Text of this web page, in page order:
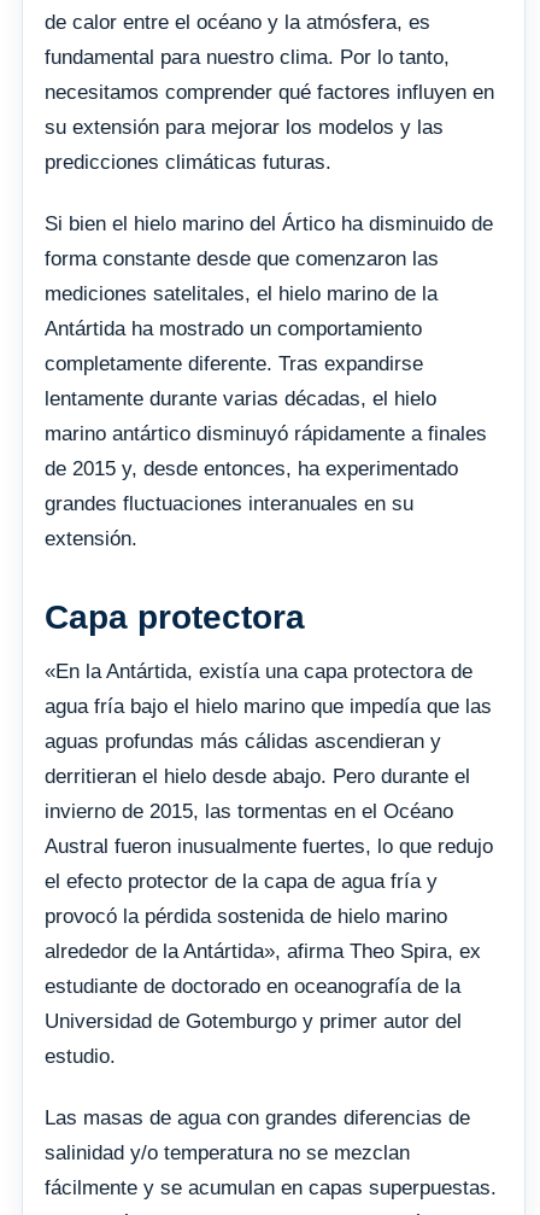
de calor entre el océano y la atmósfera, es
fundamental para nuestro clima. Por lo tanto,
necesitamos comprender qué factores influyen en
su extensión para mejorar los modelos y las
predicciones climáticas futuras.
Si bien el hielo marino del Ártico ha disminuido de
forma constante desde que comenzaron las
mediciones satelitales, el hielo marino de la
Antártida ha mostrado un comportamiento
completamente diferente. Tras expandirse
lentamente durante varias décadas, el hielo
marino antártico disminuyó rápidamente a finales
de 2015 y, desde entonces, ha experimentado
grandes fluctuaciones interanuales en su
extensión.
Capa protectora
«En la Antártida, existía una capa protectora de
agua fría bajo el hielo marino que impedía que las
aguas profundas más cálidas ascendieran y
derritieran el hielo desde abajo. Pero durante el
invierno de 2015, las tormentas en el Océano
Austral fueron inusualmente fuertes, lo que redujo
el efecto protector de la capa de agua fría y
provocó la pérdida sostenida de hielo marino
alrededor de la Antártida», afirma Theo Spira, ex
estudiante de doctorado en oceanografía de la
Universidad de Gotemburgo y primer autor del
estudio.
Las masas de agua con grandes diferencias de
salinidad y/o temperatura no se mezclan
fácilmente y se acumulan en capas superpuestas.